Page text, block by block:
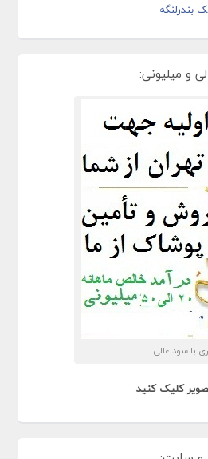
بندرلنگه
و میلیونی:
با سود عالی
کلیک کنید